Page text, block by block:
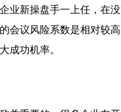
业新操盘手一上任，在没
会议风险系数是相对较高
成功机率。